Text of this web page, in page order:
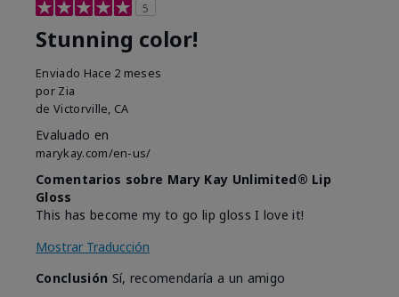
5
Stunning color!
Enviado Hace 2 meses
por Zia
de Victorville, CA
Evaluado en
marykay.com/en-us/
Comentarios sobre Mary Kay Unlimited® Lip
Gloss
This has become my to go lip gloss I love it!
Mostrar Traducción
Conclusión Sí, recomendaría a un amigo